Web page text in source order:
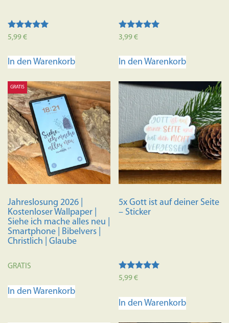
Bewertet mit
5,99€
In den Warenkorb
Bewertet mit
3,99€
In den Warenkorb
GRATIS
Jahreslosung 2026 |
Kostenloser Wallpaper |
Siehe ich mache alles neu |
Smartphone | Bibelvers |
Christlich | Glaube
GRATIS
In den Warenkorb
5x Gott ist auf deiner Seite
– Sticker
Bewertet mit
5,99€
In den Warenkorb